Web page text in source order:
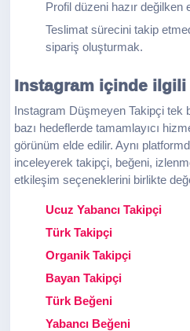
Profil düzeni hazır
Teslimat sürecini takip
sipariş oluşturmak.
Instagram içinde ilgili
Instagram Düşmeyen Takipçi tek
bazı hedeflerde tamamlayıcı
görünüm elde edilir. Aynı
inceleyerek takipçi, beğeni,
etkileşim seçeneklerini birlikte
Ucuz Yabancı Takipçi
Türk Takipçi
Organik Takipçi
Bayan Takipçi
Türk Beğeni
Yabancı Beğeni